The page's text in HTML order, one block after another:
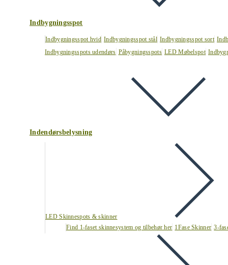
Indbygningsspot
Indbygningsspot hvid Indbygningsspot stål Indbygningsspot sort
Indbygningsspots udendørs Påbygningsspots LED Møbelspot
Indendørsbelysning
LED Skinnespots & skinner
Find 1-faset skinnesystem og tilbehør her 1Fase Skinner 3-